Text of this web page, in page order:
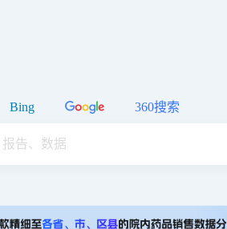
Bing 360搜索